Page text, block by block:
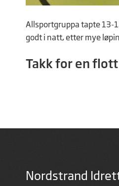
Allsportgruppa tapte 13-
godt i natt, etter mye
Takk for en
Nordstrand